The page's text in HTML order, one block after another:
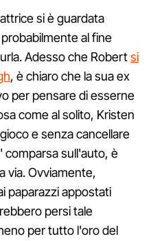
si è guardata
al fine
Adesso che Robertsi
, è chiaro che la sua ex
per pensare di esserne
come al solito, Kristen
e senza cancellare
comparsa sull'auto, è
via. Ovviamente,
paparazzi appostati
persi tale
per tutto l'oro del